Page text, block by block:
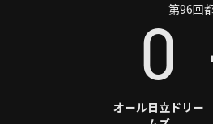
第96回
0
オール日立ドリー